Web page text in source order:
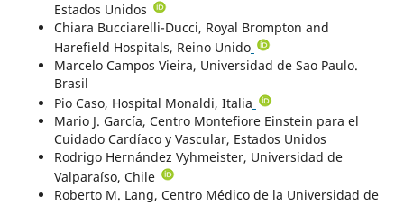
Estados Unidos
Chiara Bucciarelli-Ducci, Royal Brompton and
Harefield Hospitals, Reino Unido
Marcelo Campos Vieira, Universidad de Sao Paulo.
Brasil
Pio Caso, Hospital Monaldi, Italia
Mario J. García, Centro Montefiore Einstein para el
Cuidado Cardíaco y Vascular, Estados Unidos
Rodrigo Hernández Vyhmeister, Universidad de
Valparaíso, Chile
Roberto M. Lang, Centro Médico de la Universidad de